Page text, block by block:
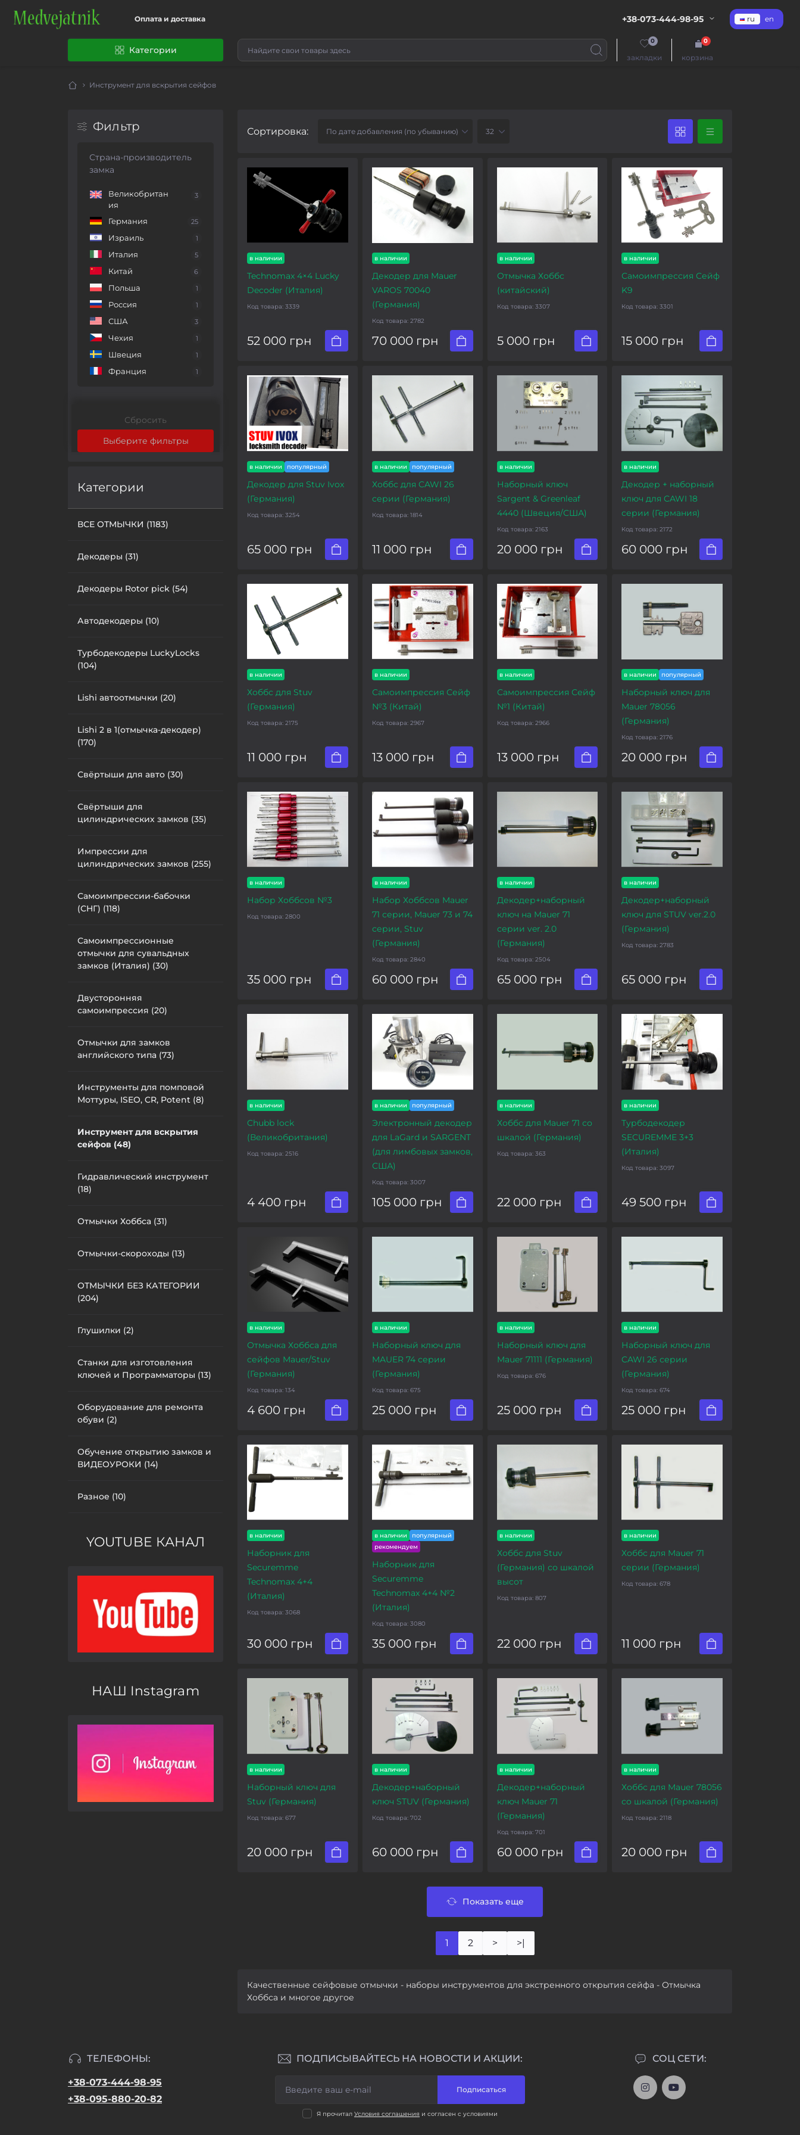
Оплата и доставка +38-073-444-98-95 ru en
Категории
закладки
0
корзина
0
Инструмент для вскрытия сейфов
Фильтр
Страна-производитель
замка
Великобритан
ия
3
Германия 25
Израиль 1
Италия 5
Китай 6
Польша 1
Россия 1
США 3
Чехия 1
Швеция 1
Франция 1
Сбросить
Выберите фильтры
Категории
ВСЕ ОТМЫЧКИ (1183)
Декодеры (31)
Декодеры Rotor pick (54)
Автодекодеры (10)
Турбодекодеры LuckyLocks
(104)
Lishi автоотмычки (20)
Lishi 2 в 1(отмычка-декодер)
(170)
Свёртыши для авто (30)
Свёртыши для
цилиндрических замков (35)
Импрессии для
цилиндрических замков (255)
Самоимпрессии-бабочки
(СНГ) (118)
Самоимпрессионные
отмычки для сувальдных
замков (Италия) (30)
Двусторонняя
самоимпрессия (20)
Отмычки для замков
английского типа (73)
Инструменты для помповой
Моттуры, ISEO, CR, Potent (8)
Инструмент для вскрытия
сейфов (48)
Гидравлический инструмент
(18)
Отмычки Хоббса (31)
Отмычки-скороходы (13)
ОТМЫЧКИ БЕЗ КАТЕГОРИИ
(204)
Глушилки (2)
Станки для изготовления
ключей и Программаторы (13)
Оборудование для ремонта
обуви (2)
Обучение открытию замков и
ВИДЕОУРОКИ (14)
Разное (10)
YOUTUBE КАНАЛ
НАШ Instagram
Сортировка:
в наличии
Technomax 4×4 Lucky
Decoder (Италия)
Код товара: 3339
52 000 грн
в наличии
Декодер для Mauer
VAROS 70040
(Германия)
Код товара: 2782
70 000 грн
в наличии
Отмычка Хоббс
(китайский)
Код товара: 3307
5 000 грн
в наличии
Самоимпрессия Сейф
K9
Код товара:3301
15 000 грн
в наличии популярный
Декодер для Stuv Ivox
(Германия)
Код товара: 3254
65 000 грн
в наличии популярный
Хоббс для CAWI 26
серии (Германия)
Код товара: 1814
11 000 грн
в наличии
Наборный ключ
Sargent & Greenleaf
4440 (Швеция/США)
Код товара: 2163
20 000 грн
в наличии
Декодер + наборный
ключ для CAWI 18
серии (Германия)
Код товара:2172
60 000 грн
в наличии
Хоббс для Stuv
(Германия)
Код товара: 2175
11 000 грн
в наличии
Самоимпрессия Сейф
№3 (Китай)
Код товара: 2967
13 000 грн
в наличии
Самоимпрессия Сейф
№1 (Китай)
Код товара: 2966
13 000 грн
в наличии популярный
Наборный ключ для
Mauer 78056
(Германия)
Код товара:2176
20 000 грн
в наличии
Набор Хоббсов №3
Код товара: 2800
35 000 грн
в наличии
Набор Хоббсов Mauer
71 серии, Mauer 73 и 74
серии, Stuv
(Германия)
Код товара: 2840
60 000 грн
в наличии
Декодер+наборный
ключ на Mauer 71
серии ver. 2.0
(Германия)
Код товара: 2504
65 000 грн
в наличии
Декодер+наборный
ключ для STUV ver.2.0
(Германия)
Код товара:2783
65 000 грн
в наличии
Chubb lock
(Великобритания)
Код товара: 2516
4 400 грн
в наличии популярный
Электронный декодер
для LaGard и SARGENT
(для лимбовых замков,
США)
Код товара: 3007
105 000 грн
в наличии
Хоббс для Mauer 71 со
шкалой (Германия)
Код товара: 363
22 000 грн
в наличии
Турбодекодер
SECUREMME 3+3
(Италия)
Код товара:3097
49 500 грн
в наличии
Отмычка Хоббса для
сейфов Mauer/Stuv
(Германия)
Код товара: 134
4 600 грн
в наличии
Наборный ключ для
MAUER 74 серии
(Германия)
Код товара: 675
25 000 грн
в наличии
Наборный ключ для
Mauer 71111 (Германия)
Код товара: 676
25 000 грн
в наличии
Наборный ключ для
CAWI 26 серии
(Германия)
Код товара:674
25 000 грн
в наличии
Наборник для
Securemme
Technomax 4+4
(Италия)
Код товара: 3068
30 000 грн
в наличии
популярный
рекомендуем
Наборник для
Securemme
Technomax 4+4 №2
(Италия)
Код товара: 3080
35 000 грн
в наличии
Хоббс для Stuv
(Германия) со шкалой
высот
Код товара: 807
22 000 грн
в наличии
Хоббс для Mauer 71
серии (Германия)
Код товара:678
11 000 грн
в наличии
Наборный ключ для
Stuv (Германия)
Код товара: 677
20 000 грн
в наличии
Декодер+наборный
ключ STUV (Германия)
Код товара: 702
60 000 грн
в наличии
Декодер+наборный
ключ Mauer 71
(Германия)
Код товара: 701
60 000 грн
в наличии
Хоббс для Mauer 78056
со шкалой (Германия)
Код товара:2118
20 000 грн
Показать еще
1 2 > >|
Качественные сейфовые отмычки - наборы инструментов для экстренного открытия сейфа - Отмычка
Хоббса и многое другое
ТЕЛЕФОНЫ:
+38-073-444-98-95
+38-095-880-20-82
СОЦ СЕТИ:
ПОДПИСЫВАЙТЕСЬ НА НОВОСТИ И АКЦИИ:
Подписаться
Я прочитал Условия соглашения и согласен с условиями